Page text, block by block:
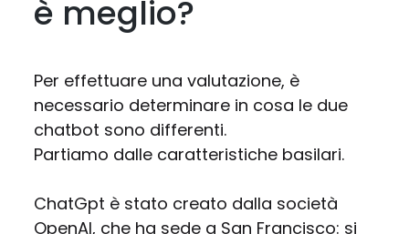
è meglio?
Per effettuare una valutazione, è
necessario determinare in cosa le due
chatbot sono differenti.
Partiamo dalle caratteristiche basilari.
ChatGpt è stato creato dalla società
OpenAI, che ha sede a San Francisco: si